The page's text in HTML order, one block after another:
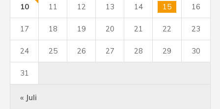
« Juli
10 11 12 13 14 15 16
17 18 19 20 21 22 23
24 25 26 27 28 29 30
31